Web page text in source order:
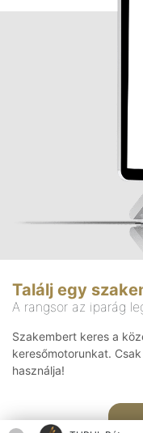
Találj egy
A rangsor az iparág
Szakembert keres a
keresőmotorunkat.
használja!